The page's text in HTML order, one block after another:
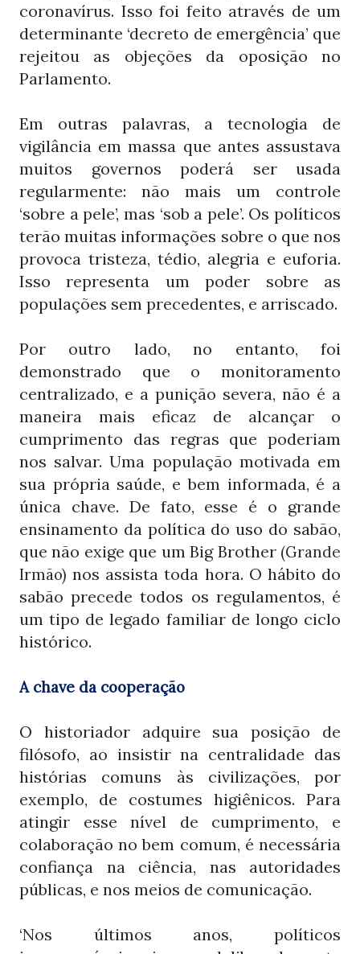
coronavírus. Isso foi feito através de um
determinante ‘decreto de emergência’ que
rejeitou as objeções da oposição no
Parlamento.
Em outras palavras, a tecnologia de
vigilância em massa que antes assustava
muitos governos poderá ser usada
regularmente: não mais um controle
‘sobre a pele’, mas ‘sob a pele’. Os políticos
terão muitas informações sobre o que nos
provoca tristeza, tédio, alegria e euforia.
Isso representa um poder sobre as
populações sem precedentes, e arriscado.
Por outro lado, no entanto, foi
demonstrado que o monitoramento
centralizado, e a punição severa, não é a
maneira mais eficaz de alcançar o
cumprimento das regras que poderiam
nos salvar. Uma população motivada em
sua própria saúde, e bem informada, é a
única chave. De fato, esse é o grande
ensinamento da política do uso do sabão,
que não exige que um Big Brother (Grande
Irmão)nos assista toda hora. O hábito do
sabão precede todos os regulamentos, é
um tipo de legado familiar de longo ciclo
histórico.
A chave da cooperação
O historiador adquire sua posição de
filósofo, ao insistir na centralidade das
histórias comuns às civilizações, por
exemplo, de costumes higiênicos. Para
atingir esse nível de cumprimento, e
colaboração no bem comum, é necessária
confiança na ciência, nas autoridades
públicas, e nos meios de comunicação.
‘Nos últimos anos, políticos